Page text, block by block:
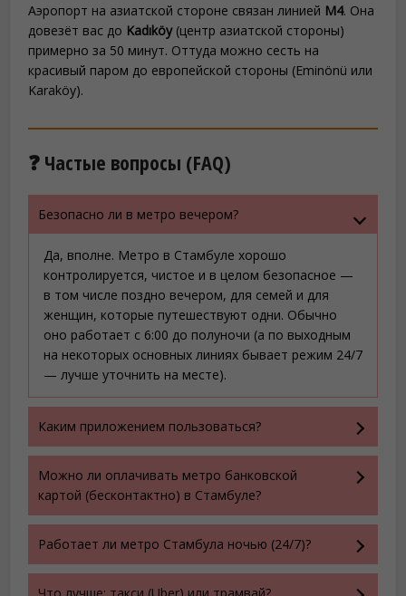
Аэропорт на азиатской стороне связан линией M4. Она
довезёт вас до Kadıköy(центр азиатской стороны)
примерно за 50 минут. Оттуда можно сесть на
красивый паром до европейской стороны (Eminönü или
Karaköy).
❓ Частые вопросы (FAQ)
Безопасно ли в метро вечером?
Да, вполне. Метро в Стамбуле хорошо
контролируется, чистое и в целом безопасное —
в том числе поздно вечером, для семей и для
женщин, которые путешествуют одни. Обычно
оно работает с 6:00 до полуночи (а по выходным
на некоторых основных линиях бывает режим 24/7
— лучше уточнить на месте).
Каким приложением пользоваться?
Можно ли оплачивать метро банковской
картой (бесконтактно) в Стамбуле?
Работает ли метро Стамбула ночью (24/7)?